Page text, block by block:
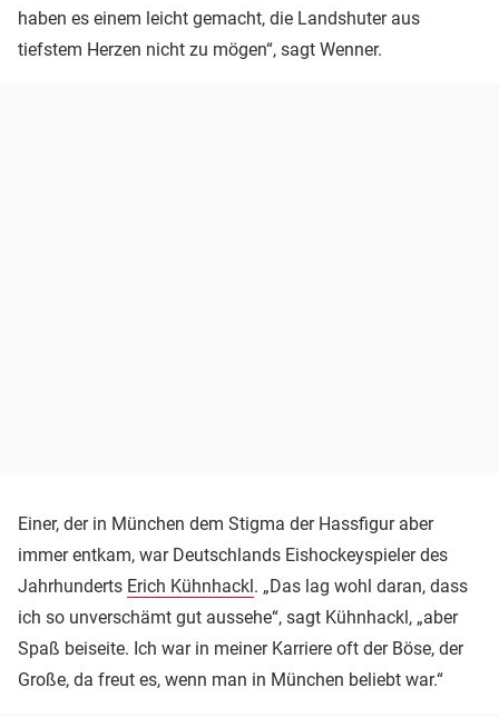
haben es einem leicht gemacht, die Landshuter aus
tiefstem Herzen nicht zu mögen“, sagt Wenner.
Einer, der in München dem Stigma der Hassfigur aber
immer entkam, war Deutschlands Eishockeyspieler des
Jahrhunderts Erich Kühnhackl. „Das lag wohl daran, dass
ich so unverschämt gut aussehe“, sagt Kühnhackl, „aber
Spaß beiseite. Ich war in meiner Karriere oft der Böse, der
Große, da freut es, wenn man in München beliebt war.“